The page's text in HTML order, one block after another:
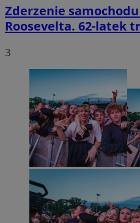
Zderzenie
Roosevelta. 62-latek
3